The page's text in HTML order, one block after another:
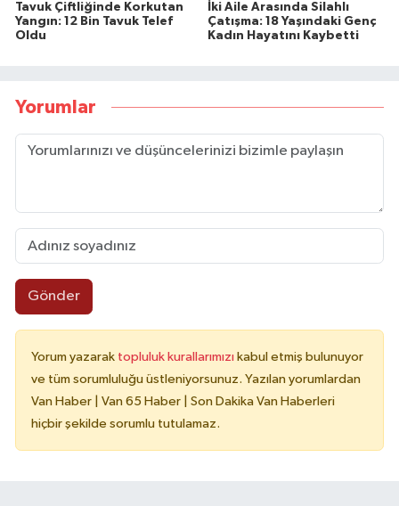
Tavuk Çiftliğinde Korkutan
Yangın: 12 Bin Tavuk Telef
Oldu
İki Aile Arasında Silahlı
Çatışma: 18 Yaşındaki Genç
Kadın Hayatını Kaybetti
Yorumlar
Gönder
Yorum yazarak topluluk kurallarımızı kabul etmiş bulunuyor
ve tüm sorumluluğu üstleniyorsunuz. Yazılan yorumlardan
Van Haber | Van 65 Haber | Son Dakika Van Haberleri
hiçbir şekilde sorumlu tutulamaz.